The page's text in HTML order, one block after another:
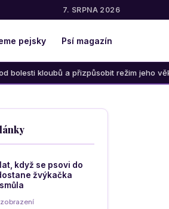
7. SRPNA 2026
pejsky Psí magazín
a přizpůsobit režim jeho věku
když se psovi do
žvýkačka